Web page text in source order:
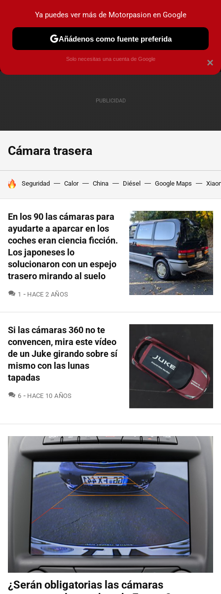
MENÚ NUEVO
COCHES ELÉCTRICOS OBSERVATORIO
Cámara trasera
HOY SE HABLA DE
Seguridad Calor China Diésel Google Maps
En los 90 las cámaras para
ayudarte a aparcar en los
coches eran ciencia ficción.
Los japoneses lo
solucionaron con un espejo
trasero mirando al suelo
1 COMENTARIOS
HACE 2 AÑOS
Si las cámaras 360 no te
convencen, mira este vídeo
de un Juke girando sobre sí
mismo con las lunas
tapadas
6 COMENTARIOS
HACE 10 AÑOS
¿Serán obligatorias las cámaras
×
Ya puedes ver más de Motorpasion en Google
Añádenos como fuente preferida
Solo necesitas una cuenta de Google